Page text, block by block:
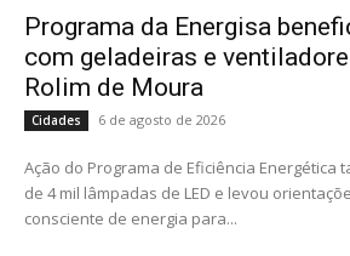
Programa da Energisa
com geladeiras e
Rolim de Moura
Cidades 6 de agosto de 2026
Ação do Programa de Eficiência Energética
de 4 mil lâmpadas de LED e levou
consciente de energia para...